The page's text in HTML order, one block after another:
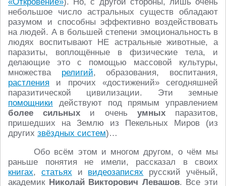
небольшое число астральных существ обладают
разумом и способны эффективно воздействовать
на людей. А в большей степени эмоциональность в
людях воспитывают НЕ астральные животные, а
паразиты, воплощённые в физические тела, и
делающие это с помощью массовой культуры,
множества религий, образования, воспитания,
растления и прочих «достижений» сегодняшней
паразитической цивилизации. Эти земные
помощники действуют под прямым управлением
более сильных и очень умныхпаразитов,
пришедших на Землю из Пекельных Миров (из
других звёздных систем)…
Обо всём этом и многом другом, о чём мы
раньше понятия не имели, рассказал в своих
книгах, статьях и видеозаписях русский учёный,
академик Николай Викторович Левашов. Все эти